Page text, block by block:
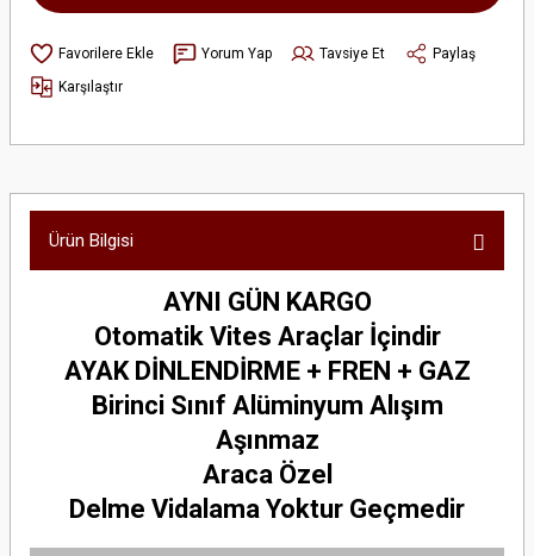
Yorum Yap Tavsiye Et
Paylaş
Karşılaştır
Ürün Bilgisi
AYNI GÜN KARGO
Otomatik Vites Araçlar İçindir
AYAK DİNLENDİRME + FREN + GAZ
Birinci Sınıf Alüminyum Alışım
Aşınmaz
Araca Özel
Delme Vidalama Yoktur Geçmedir